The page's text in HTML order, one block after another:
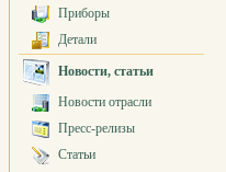
Приборы
Детали
Новости, статьи
Новости отрасли
Пресс-релизы
Статьи